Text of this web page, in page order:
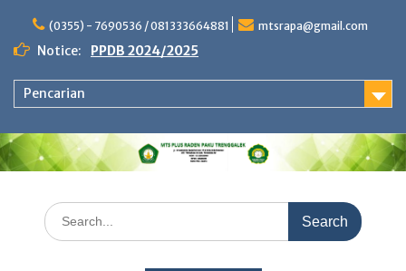
content
(0355) - 7690536 / 081333664881 mtsrapa@gmail.com
Notice: PPDB 2024/2025
Pencarian
Search
for: